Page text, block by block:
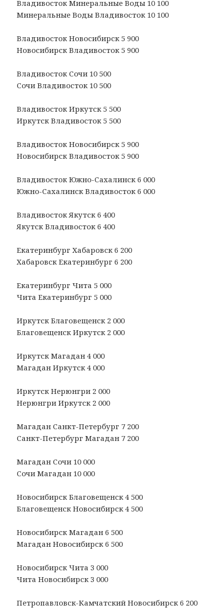
Владивосток Минеральные Воды 10 100
Минеральные Воды Владивосток 10 100
Владивосток Новосибирск 5 900
Новосибирск Владивосток 5 900
Владивосток Сочи 10 500
Сочи Владивосток 10 500
Владивосток Иркутск 5 500
Иркутск Владивосток 5 500
Владивосток Новосибирск 5 900
Новосибирск Владивосток 5 900
Владивосток Южно-Сахалинск 6 000
Южно-Сахалинск Владивосток 6 000
Владивосток Якутск 6 400
Якутск Владивосток 6 400
Екатеринбург Хабаровск 6 200
Хабаровск Екатеринбург 6 200
Екатеринбург Чита 5 000
Чита Екатеринбург 5 000
Иркутск Благовещенск 2 000
Благовещенск Иркутск 2 000
Иркутск Магадан 4 000
Магадан Иркутск 4 000
Иркутск Нерюнгри 2 000
Нерюнгри Иркутск 2 000
Магадан Санкт-Петербург 7 200
Санкт-Петербург Магадан 7 200
Магадан Сочи 10 000
Сочи Магадан 10 000
Новосибирск Благовещенск 4 500
Благовещенск Новосибирск 4 500
Новосибирск Магадан 6 500
Магадан Новосибирск 6 500
Новосибирск Чита 3 000
Чита Новосибирск 3 000
Петропавловск-Камчатский Новосибирск 6 200